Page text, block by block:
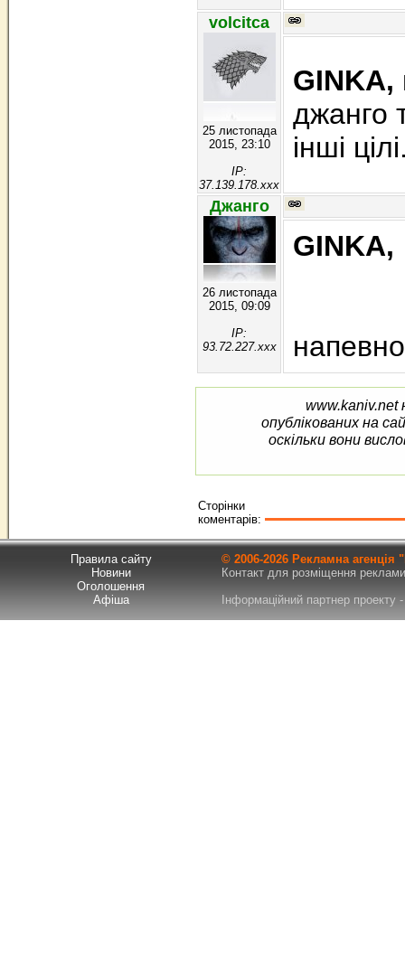
volcitca
25 листопада
2015, 23:10
IP:
37.139.178.xxx
GINKA,
джанго
інші
Джанго
26 листопада
2015, 09:09
IP:
93.72.227.xxx
GINKA,
www.kaniv.net
опублікованих на
оскільки вони
Сторінки
коментарів:
Правила сайту
Новини
Оголошення
Афіша
© 2006-2026 Рекламна
Контакт для розміщення
Інформаційний партнер проекту